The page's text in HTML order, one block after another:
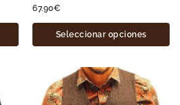
67.90€
Seleccionar opciones